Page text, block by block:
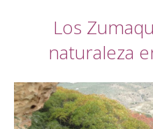
Los
naturaleza